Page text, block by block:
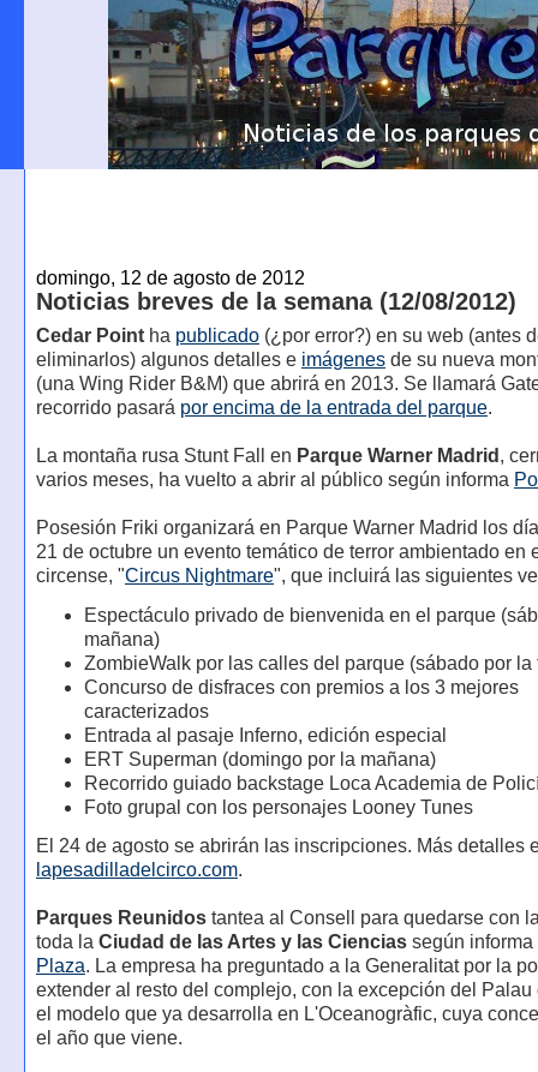
domingo, 12 de agosto de 2012
Noticias breves de la semana (12/08/2012)
Cedar Pointha publicado(¿por error?) en su web (antes
eliminarlos) algunos detalles e imágenesde su nueva
(una Wing Rider B&M) que abrirá en 2013. Se llamará
recorrido pasará por encima de la entrada del parque.
La montaña rusa Stunt Fall en Parque Warner Madrid ,
varios meses, ha vuelto a abrir al público según informa
Posesión Friki organizará en Parque Warner Madrid los
21 de octubre un evento temático de terror ambientado en
circense, "Circus Nightmare", que incluirá las siguientes
Espectáculo privado de bienvenida en el parque
mañana)
ZombieWalk por las calles del parque (sábado por la
Concurso de disfraces con premios a los 3 mejores
caracterizados
Entrada al pasaje Inferno, edición especial
ERT Superman (domingo por la mañana)
Recorrido guiado backstage Loca Academia de
Foto grupal con los personajes Looney Tunes
El 24 de agosto se abrirán las inscripciones. Más detalles
lapesadilladelcirco.com.
Parques Reunidostantea al Consell para quedarse con
toda la Ciudad de las Artes y las Cienciassegún informa
Plaza. La empresa ha preguntado a la Generalitat por la
extender al resto del complejo, con la excepción del Palau
el modelo que ya desarrolla en L'Oceanogràfic, cuya
el año que viene.